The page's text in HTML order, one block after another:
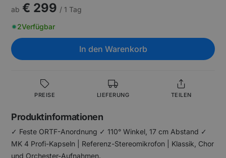
ab € 299 / 1 Tag
2Verfügbar
In den Warenkorb
PREISE LIEFERUNG TEILEN
Produktinformationen
✓ Feste ORTF-Anordnung ✓ 110° Winkel, 17 cm Abstand ✓
MK 4 Profi-Kapseln | Referenz-Stereomikrofon | Klassik, Chor
und Orchester-Aufnahmen.